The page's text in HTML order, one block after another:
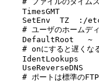
SetEnv  TZ  :/
# ユーザのホームデ
DefaultRoot   ~
# onにすると遅くな
IdentLookups
UseReverseDNS
# ポートは標準のFTP